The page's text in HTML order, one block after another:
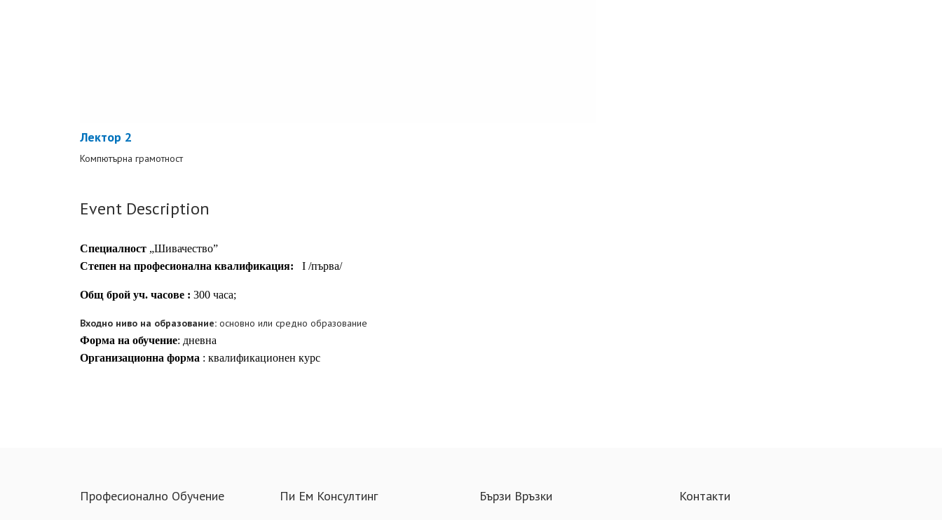
Лектор 2
Компютърна грамотност
Event Description
Специалност „Шивачество”
Степен на професионална квалификация: І /първа/
Общ брой уч. часове : 300 часа;
Входно ниво на образование: основно или средно образование
Форма на обучение: дневна
Организационна форма : квалификационен курс
Професионално Обучение Пи Ем Консултинг Бързи Връзки Контакти